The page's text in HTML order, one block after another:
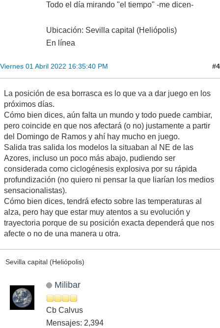
Todo el día mirando "el tiempo" -me dicen-
Ubicación: Sevilla capital (Heliópolis)
En línea
Viernes 01 Abril 2022 16:35:40 PM #4
La posición de esa borrasca es lo que va a dar juego en los
próximos días.
Cómo bien dices, aún falta un mundo y todo puede cambiar,
pero coincide en que nos afectará (o no) justamente a partir
del Domingo de Ramos y ahí hay mucho en juego.
Salida tras salida los modelos la situaban al NE de las
Azores, incluso un poco más abajo, pudiendo ser
considerada como ciclogénesis explosiva por su rápida
profundización (no quiero ni pensar la que liarían los medios
sensacionalistas).
Cómo bien dices, tendrá efecto sobre las temperaturas al
alza, pero hay que estar muy atentos a su evolución y
trayectoria porque de su posición exacta dependerá que nos
afecte o no de una manera u otra.
Sevilla capital (Heliópolis)
Milibar
Cb Calvus
Mensajes: 2,394